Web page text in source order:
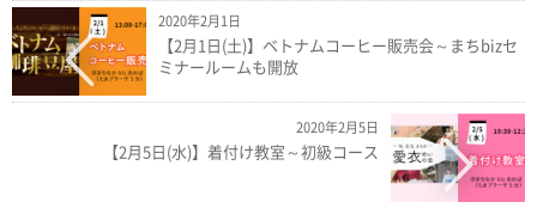
2020年2月1日
【2月1日(土)】ベトナムコーヒー販売会～まちbizセ
ミナールームも開放
2020年2月5日
【2月5日(水)】着付け教室～初級コース